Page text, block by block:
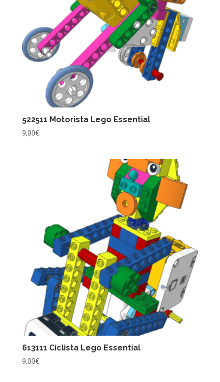
522511 Motorista Lego Essential
9,00€
613111 Ciclista Lego Essential
9,00€